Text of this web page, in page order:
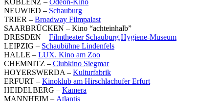
NEUWIED – Schauburg
TRIER – Broadway Filmpalast
SAARBRÜCKEN – Kino “achteinhalb”
DRESDEN – Filmtheater Schauburg,Hygiene-Museum
LEIPZIG – Schaubühne Lindenfels
HALLE – LUX. Kino am Zoo
CHEMNITZ – Clubkino Siegmar
HOYERSWERDA – Kulturfabrik
ERFURT – Kinoklub am Hirschlachufer Erfurt
HEIDELBERG – Kamera
MANNHEIM – Atlantis